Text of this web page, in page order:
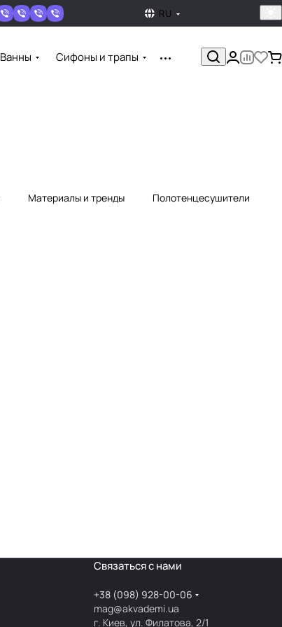
RU
Ванны Сифоны и трапы
Материалы и тренды Полотенцесушители
Связаться с нами
+38 (098) 928-00-06
mag@akvademi.ua
г. Киев, ул. Филатова, 2/1